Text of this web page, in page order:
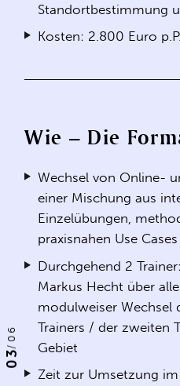
03
/
06
Standortbestimmung
Kosten: 2.800 Euro p.P.
Wie – Die
Wechsel von Online-
einer Mischung aus
Einzelübungen,
praxisnahen Use Cases
Durchgehend 2
Markus Hecht über
modulweiser Wechsel
Trainers / der zweiten
Gebiet
Zeit zur Umsetzung